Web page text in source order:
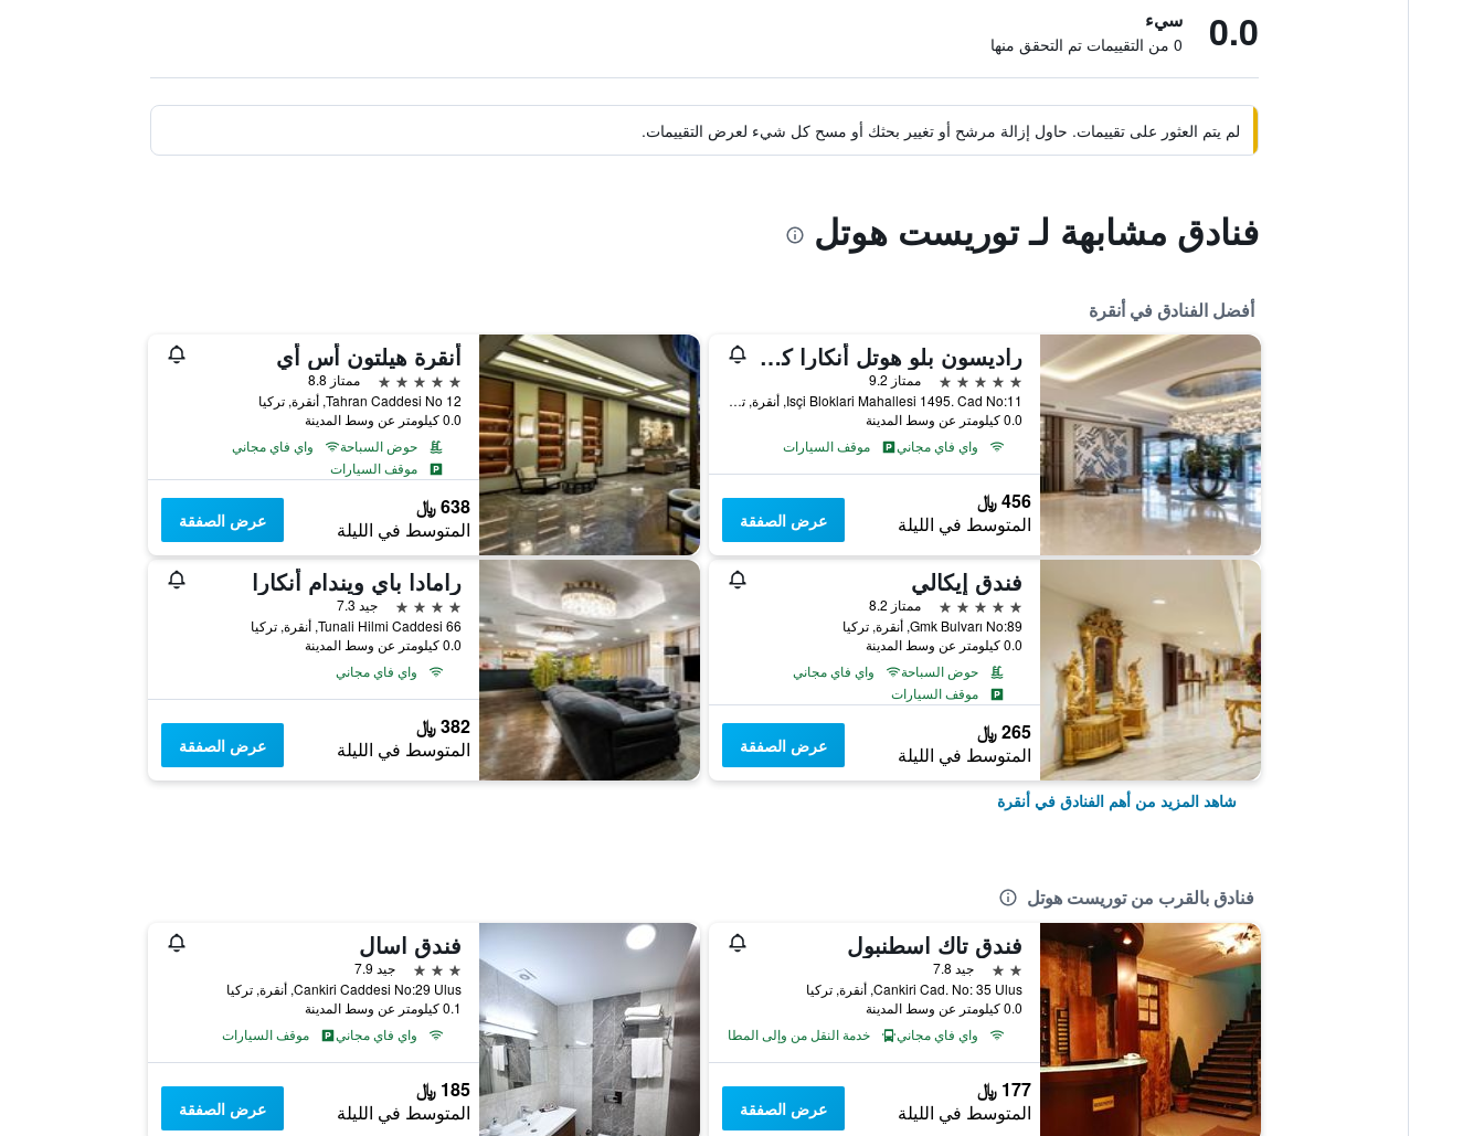
0.0 سيء
0 من التقييمات تم التحقق منها
لم يتم العثور على تقييمات. حاول إزالة مرشح أو تغيير بحثك أو مسح كل شيء لعرض التقييمات.
فنادق مشابهة لـ توريست هوتل
أفضل الفنادق في أنقرة
راديسون بلو هوتل أنكارا كانكايا
5 نجوم
ممتاز 9.2
Isçi Bloklari Mahallesi 1495. Cad No:11, أنقرة, تركيا
0.0 كيلومتر عن وسط المدينة
واي فاي مجاني
موقف السيارات
456 ﷼
المتوسط في الليلة عرض الصفقة
أنقرة هيلتون أس أي
5 نجوم
ممتاز 8.8
Tahran Caddesi No 12, أنقرة, تركيا
0.0 كيلومتر عن وسط المدينة
حوض السباحة
واي فاي مجاني
موقف السيارات
638 ﷼
المتوسط في الليلة عرض الصفقة
فندق إيكالي
5 نجوم
ممتاز 8.2
Gmk Bulvarı No:89, أنقرة, تركيا
0.0 كيلومتر عن وسط المدينة
حوض السباحة
واي فاي مجاني
موقف السيارات
265 ﷼
المتوسط في الليلة عرض الصفقة
رامادا باي ويندام أنكارا
4 نجوم
جيد 7.3
66 Tunali Hilmi Caddesi, أنقرة, تركيا
0.0 كيلومتر عن وسط المدينة
واي فاي مجاني
382 ﷼
المتوسط في الليلة عرض الصفقة
شاهد المزيد من أهم الفنادق في أنقرة
فنادق بالقرب من توريست هوتل
فندق تاك اسطنبول
2 نجمتين
جيد 7.8
Cankiri Cad. No: 35 Ulus, أنقرة, تركيا
0.0 كيلومتر عن وسط المدينة
واي فاي مجاني
خدمة النقل من وإلى المطار
177 ﷼
المتوسط في الليلة عرض الصفقة
فندق اسال
3 نجوم
جيد 7.9
Cankiri Caddesi No:29 Ulus, أنقرة, تركيا
0.1 كيلومتر عن وسط المدينة
واي فاي مجاني
موقف السيارات
185 ﷼
المتوسط في الليلة عرض الصفقة